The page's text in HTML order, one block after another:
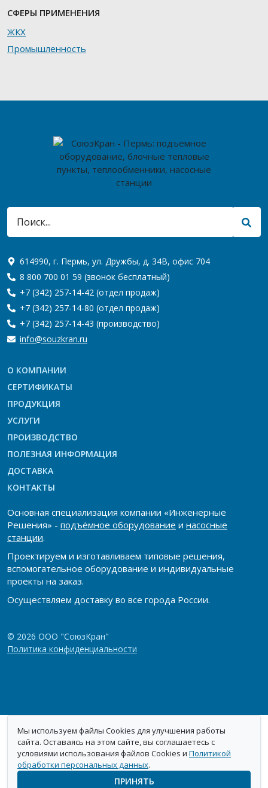
СФЕРЫ ПРИМЕНЕНИЯ
ЖКХ
Промышленность
614990, г. Пермь, ул. Дружбы, д. 34В, офис 704
8 800 700 01 59 (звонок бесплатный)
+7 (342) 257-14-42 (отдел продаж)
+7 (342) 257-14-80 (отдел продаж)
+7 (342) 257-14-43 (производство)
info@souzkran.ru
О КОМПАНИИ
СЕРТИФИКАТЫ
ПРОДУКЦИЯ
УСЛУГИ
ПРОИЗВОДСТВО
ПОЛЕЗНАЯ ИНФОРМАЦИЯ
ДОСТАВКА
КОНТАКТЫ
Основная специализация компании «Инженерные
Решения» - подъёмное оборудование и насосные
станции.
Проектируем и изготавливаем типовые решения,
вспомогательное оборудование и индивидуальные
проекты на заказ.
Осуществляем доставку во все города России.
© 2026 ООО "СоюзКран"
Политика конфиденциальности
Мы используем файлы Cookies для улучшения работы
сайта. Оставаясь на этом сайте, вы соглашаетесь с
условиями использования файлов Cookies и Политикой
обработки персональных данных.
ПРИНЯТЬ